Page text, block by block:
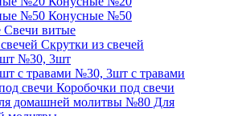
Конусные №50
Свечи витые
Скрутки из свечей
№30, 3шт
№30, 3шт с травами
Коробочки под свечи
№80 Для